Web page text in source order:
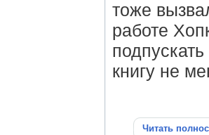
тоже
работе
книгу не
Читать